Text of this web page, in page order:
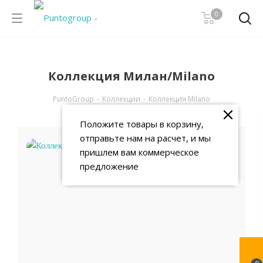
0
Коллекция Милан/Milano
PuntoGroup - Коллекции - Коллекция Milano
Положите товары в корзину,
отправьте нам на расчет, и мы
пришлем вам коммерческое
предложение